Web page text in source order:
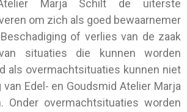
Marja Schilt de uiterste
om zich als goed bewaarnemer
of verlies van de zaak
situaties die kunnen worden
als overmachtsituaties kunnen niet
Edel- en Goudsmid Atelier Marja
Onder overmachtsituaties worden